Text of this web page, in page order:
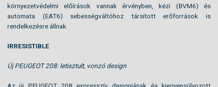
környezetvédelmi előírások vannak érvényben, kézi (BVM6) és
automata (EAT6) sebességváltóhoz társított erőforrások is
rendelkezésre állnak.
IRRESISTIBLE
Új PEUGEOT 208: letisztult, vonzó design